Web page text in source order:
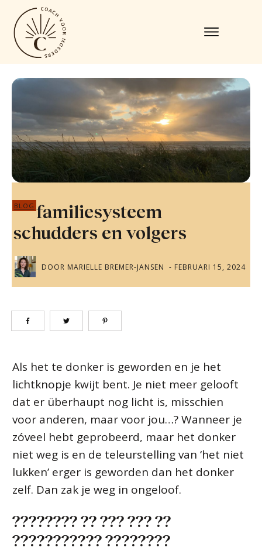
BLOG familiesysteem
schudders en volgers
DOOR MARIELLE BREMER-JANSEN - FEBRUARI 15, 2024
Als het te donker is geworden en je het
lichtknopje kwijt bent. Je niet meer gelooft
dat er überhaupt nog licht is, misschien
voor anderen, maar voor jou…? Wanneer je
zóveel hebt geprobeerd, maar het donker
niet weg is en de teleurstelling van ‘het niet
lukken’ erger is geworden dan het donker
zelf. Dan zak je weg in ongeloof.
???????? ?? ??? ??? ??
??????????? ????????